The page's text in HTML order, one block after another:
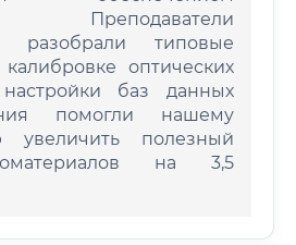
Преподаватели
разобрали типовые
оптических
баз данных
помогли нашему
увеличить полезный
на 3,5